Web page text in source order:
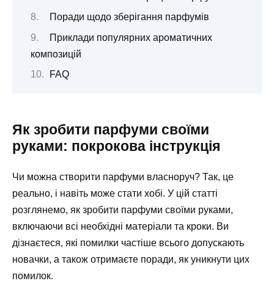
Поради щодо зберігання парфумів
Приклади популярних ароматичних
композицій
FAQ
Як зробити парфуми своїми
руками: покрокова інструкція
Чи можна створити парфуми власноруч? Так, це
реально, і навіть може стати хобі. У цій статті
розглянемо, як зробити парфуми своїми руками,
включаючи всі необхідні матеріали та кроки. Ви
дізнаєтеся, які помилки частіше всього допускають
новачки, а також отримаєте поради, як уникнути цих
помилок.